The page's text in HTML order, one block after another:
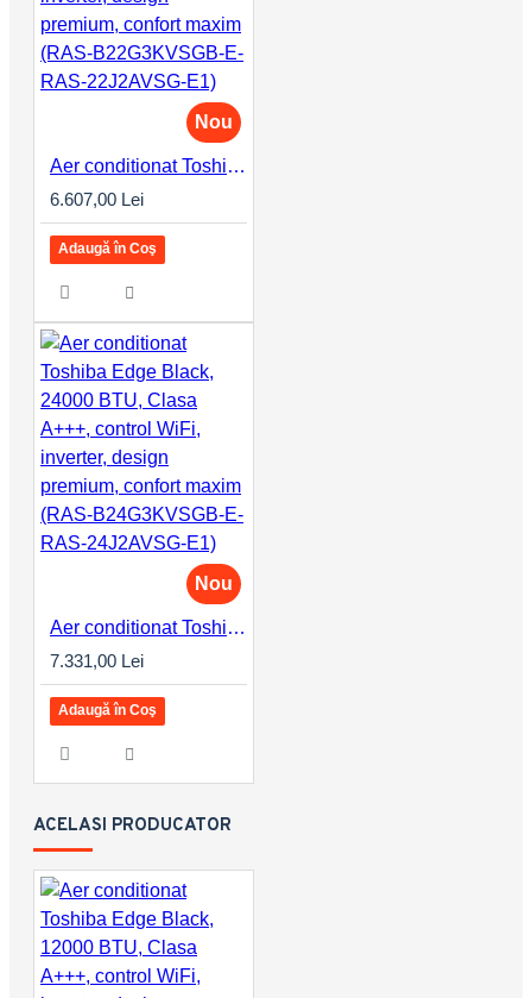
Nou
Aer conditionat Toshiba Edge Black, 22000 BTU, Clasa A+++, control WiFi, inverter, design premium, confort maxim (RAS-B22G3KVSGB-E-RAS-22J2AVSG-E1)
6.607,00 Lei
Adaugă în Coş
Nou
Aer conditionat Toshiba Edge Black, 24000 BTU, Clasa A+++, control WiFi, inverter, design premium, confort maxim (RAS-B24G3KVSGB-E-RAS-24J2AVSG-E1)
7.331,00 Lei
Adaugă în Coş
ACELASI PRODUCATOR